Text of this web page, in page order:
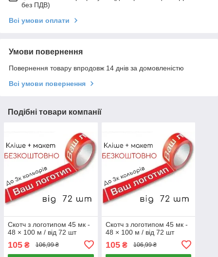
без ПДВ)
Всі умови оплати
Умови повернення
Повернення товару впродовж 14 днів за домовленістю
Всі умови повернення
Подібні товари компанії
Скотч з логотипом 45 мк -
48 × 100 м / від 72 шт
105 ₴ 106,99 ₴
Скотч з логотипом 45 мк -
48 × 100 м / від 72 шт
105₴ 106,99 ₴